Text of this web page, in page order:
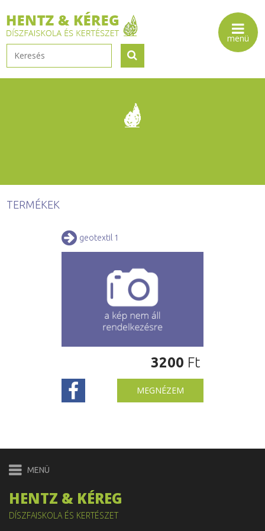
TERMÉKEK
geotextil 1
3200 Ft
MEGNÉZEM
HENTZ & KÉREG
DÍSZFAISKOLA ÉS KERTÉSZET